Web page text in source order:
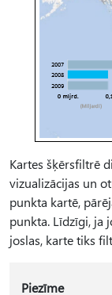
Kartes šķērsfiltrē
vizualizācijas un
punkta kartē,
punkta. Līdzīgi, ja
joslas, karte tiks
Piezīme